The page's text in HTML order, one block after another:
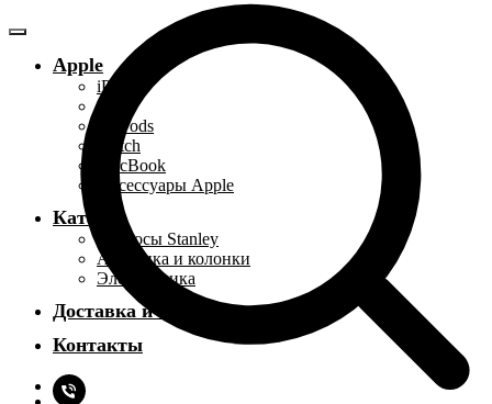
Apple
iPhone
iPad
AirPods
Watch
MacBook
Аксессуары Apple
Каталог
Термосы Stanley
Акустика и колонки
Электроника
Доставка и оплата
Контакты